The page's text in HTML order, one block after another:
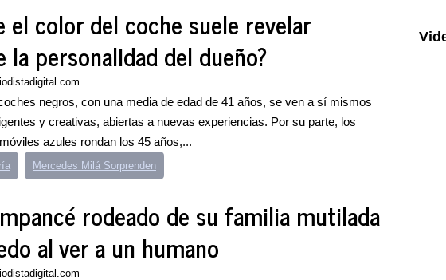
el color del coche suele revelar
la personalidad del dueño?
negros, con una media de edad de 41 años, se ven a sí mismos
y creativas, abiertas a nuevas experiencias. Por su parte, los
azules rondan los 45 años,...
Mercedes Milá Sorprenden
rodeado de su familia mutilada
al ver a un humano